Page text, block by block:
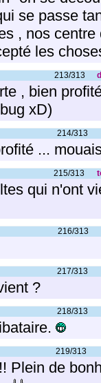
se passe
, nos centre
les
213/313
, bien
xD)
214/313
...
215/313
qui n'ont
216/313
217/313
?
218/313
219/313
Plein de